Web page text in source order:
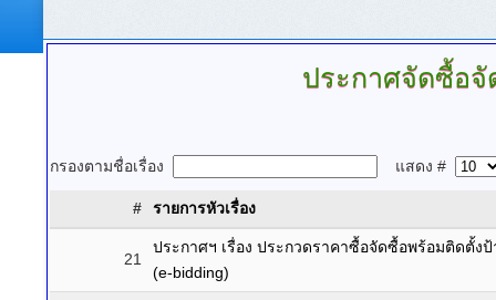
ประกาศจัดซื้อจั
กรองตามชื่อเรื่อง แสดง #
# รายการหัวเรื่อง
21
ประกาศฯ เรื่อง ประกวดราคาซื้อจัดซื้อพร้อมติดตั้ง
(e-bidding)